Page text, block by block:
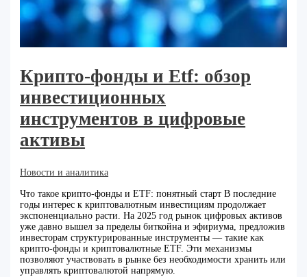
Крипто-фонды и Etf: обзор
инвестиционных
инструментов в цифровые
активы
Новости и аналитика
Что такое крипто-фонды и ETF: понятный старт В последние
годы интерес к криптовалютным инвестициям продолжает
экспоненциально расти. На 2025 год рынок цифровых активов
уже давно вышел за пределы биткойна и эфириума, предложив
инвесторам структурированные инструменты — такие как
крипто-фонды и криптовалютные ETF. Эти механизмы
позволяют участвовать в рынке без необходимости хранить или
управлять криптовалютой напрямую.